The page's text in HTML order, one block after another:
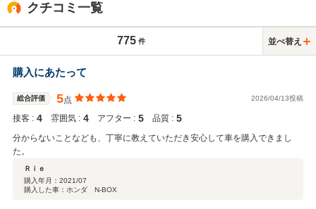
クチコミ一覧
775 件 並べ替え
購入にあたって
総合評価 5点 2026/04/13投稿
接客 : 4 雰囲気 : 4 アフター : 5 品質 : 5
分からないことなども、丁寧に教えていただき安心して車を購入できまし
た。
Ｒｉｅ
購入年月： 2021/07
購入した車：ホンダ N-BOX